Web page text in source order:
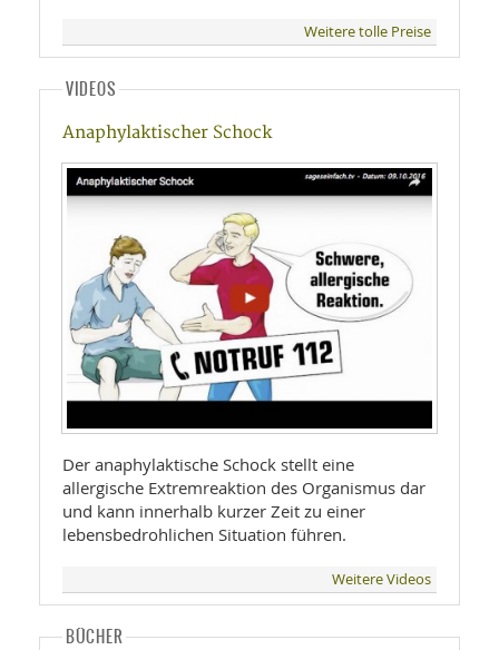
Weitere tolle Preise
VIDEOS
Anaphylaktischer Schock
Der anaphylaktische Schock stellt eine
allergische Extremreaktion des Organismus dar
und kann innerhalb kurzer Zeit zu einer
lebensbedrohlichen Situation führen.
Weitere Videos
BÜCHER